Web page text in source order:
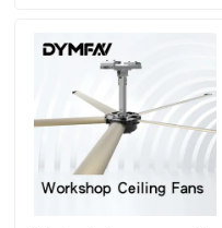
Sobre nós
Excursão da fábrica